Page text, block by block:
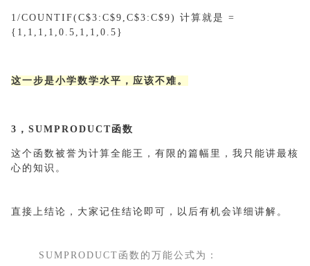
1/COUNTIF(C$3:C$9,C$3:C$9) 计算就是 =
{1,1,1,1,0.5,1,1,0.5}
这一步是小学数学水平，应该不难。
3，SUMPRODUCT函数
这个函数被誉为计算全能王，有限的篇幅里，我只能讲最核
心的知识。
直接上结论，大家记住结论即可，以后有机会详细讲解。
SUMPRODUCT函数的万能公式为：